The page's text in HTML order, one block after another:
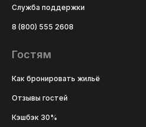
Служба поддержки
8 (800) 555 2608
Гостям
Как бронировать жильё
Отзывы гостей
Кэшбэк 30%